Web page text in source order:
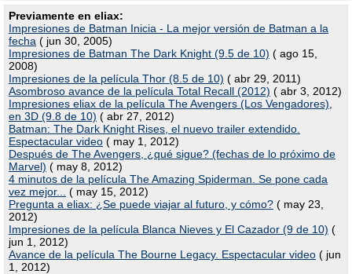
Previamente en eliax:
Impresiones de Batman Inicia - La mejor versión de Batman a la
fecha ( jun 30, 2005)
Impresiones de Batman The Dark Knight (9.5 de 10) ( ago 15,
2008)
Impresiones de la película Thor (8.5 de 10) ( abr 29, 2011)
Asombroso avance de la película Total Recall (2012) ( abr 3, 2012)
Impresiones eliax de la película The Avengers (Los Vengadores),
en 3D (9.8 de 10) ( abr 27, 2012)
Batman: The Dark Knight Rises, el nuevo trailer extendido.
Espectacular video ( may 1, 2012)
Después de The Avengers, ¿qué sigue? (fechas de lo próximo de
Marvel) ( may 8, 2012)
4 minutos de la película The Amazing Spiderman. Se pone cada
vez mejor...
( may 15, 2012)
Pregunta a eliax: ¿Se puede viajar al futuro, y cómo? ( may 23,
2012)
Impresiones de la película Blanca Nieves y El Cazador (9 de 10) (
jun 1, 2012)
Avance de la película The Bourne Legacy. Espectacular video ( jun
1, 2012)